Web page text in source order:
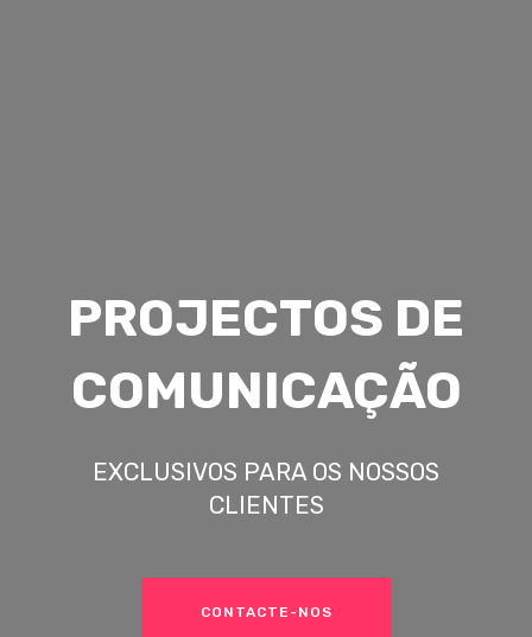
PROJECTOS DE
COMUNICAÇÃO
EXCLUSIVOS PARA OS NOSSOS
CLIENTES
CONTACTE-NOS